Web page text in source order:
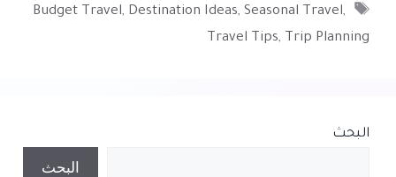
الوسوم
Budget Travel, Destination Ideas, Seasonal Travel,
Travel Tips, Trip Planning
البحث
البحث